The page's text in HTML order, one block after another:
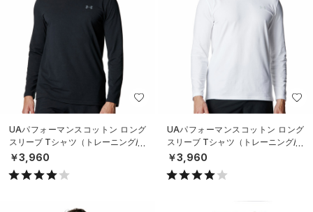
UAパフォーマンスコットン ロング
スリーブ Tシャツ（トレーニング/M
EN）
￥3,960
UAパフォーマンスコットン ロング
スリーブ Tシャツ（トレーニング/M
EN）
￥3,960